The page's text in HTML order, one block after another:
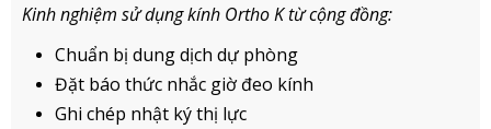
Kinh nghiệm sử dụng kính Ortho K từ cộng đồng:
Chuẩn bị dung dịch dự phòng
Đặt báo thức nhắc giờ đeo kính
Ghi chép nhật ký thị lực